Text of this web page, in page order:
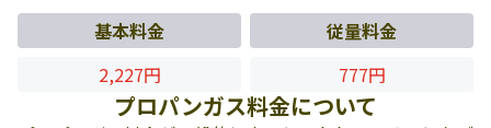
基本料金
従量料金
2,227円
777円
プロパンガス料金について